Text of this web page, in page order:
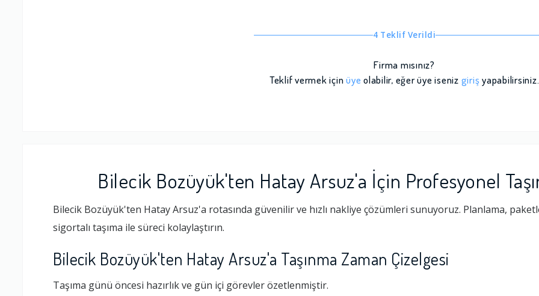
4 Teklif Verildi
Firma mısınız?
Teklif vermek içinüye olabilir, eğer üye iseniz giriş yapabilirsiniz.
Bilecik Bozüyük'ten Hatay Arsuz'a İçin Profesyonel
Bilecik Bozüyük'ten Hatay Arsuz'a rotasında güvenilir ve hızlı nakliye çözümleri sunuyoruz. Planlama,
sigortalı taşıma ile süreci kolaylaştırın.
Bilecik Bozüyük'ten Hatay Arsuz'a Taşınma Zaman Çizelgesi
Taşıma günü öncesi hazırlık ve gün içi görevler özetlenmiştir.